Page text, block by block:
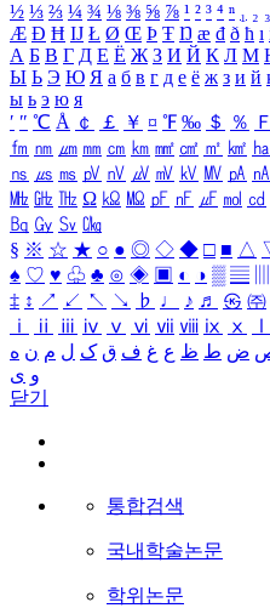
½ ⅓ ⅔ ¼ ¾ ⅛ ⅜ ⅝ ⅞ ¹ ² ³ ⁴ ⁿ ₁ ₂ ₃
Æ Ð Ħ Ĳ Ł Ø Œ Þ Ŧ Ŋ æ đ ð ħ ı
А Б В Г Д Е Ё Ж З И Й К Л М
Ы Ь Э Ю Я а б в г д е ё ж з и й
ы ь э ю я
′ ″ ℃ Å ￠ ￡ ￥ ¤ ℉ ‰ ＄ ％ Ｆ
㎙ ㎚ ㎛ ㎜ ㎝ ㎞ ㎟ ㎠ ㎡ ㎢ ㏊
㎱ ㎲ ㎳ ㎴ ㎵ ㎶ ㎷ ㎸ ㎹ ㎀ ㎁
㎒ ㎓ ㎔ Ω ㏀ ㏁ ㎊ ㎋ ㎌ ㏖ ㏅
㏃ ㏉ ㏜ ㏆
§ ※ ☆ ★ ○ ● ◎ ◇ ◆ □ ■ △
♠ ♡ ♥ ♧ ♣ ⊙ ◈ ▣ ◐ ◑ ▒ ▤
‡ ↕ ↗ ↙ ↖ ↘ ♭ ♩ ♪ ♬ ㉿ ㈜
ⅰ
ⅱ ⅲ ⅳ ⅴ ⅵ ⅶ ⅷ ⅸ ⅹ
ض ط ظ ع غ ف ق ک ل م ن ه
و ی
닫기
통합검색
국내학술논문
학위논문